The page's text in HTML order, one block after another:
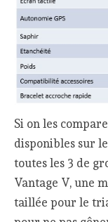
Si on les
disponibles sur
toutes les 3 de
Vantage V, une
taillée pour le